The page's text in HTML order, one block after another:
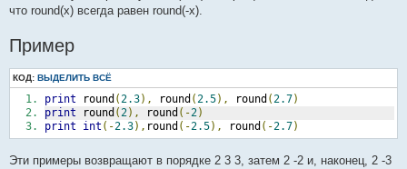
что round(x) всегда равен round(-x).
Пример
КОД: ВЫДЕЛИТЬ ВСЁ
print round ( 2.3), round ( 2.5), round ( 2.7)
print round ( 2), round (-2)
print
int (-2.3), round (-2.5), round (-2.7)
Эти примеры возвращают в порядке 2 3 3, затем 2 -2 и, наконец, 2 -3